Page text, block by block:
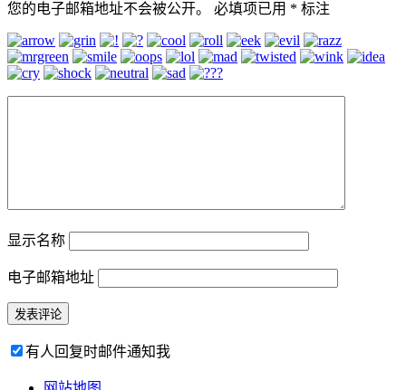
您的电子邮箱地址不会被公开。 必填项已用 * 标注
显示名称
电子邮箱地址
有人回复时邮件通知我